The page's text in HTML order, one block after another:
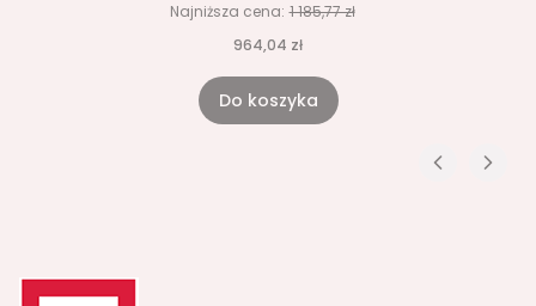
Najniższa cena: 1 185,77 zł
964,04 zł
Do koszyka